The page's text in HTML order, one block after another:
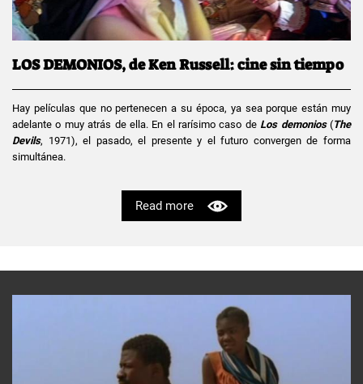
LOS DEMONIOS, de Ken Russell: cine sin tiempo
Hay películas que no pertenecen a su época, ya sea porque están muy
adelante o muy atrás de ella. En el rarísimo caso de Los demonios (The
Devils, 1971), el pasado, el presente y el futuro convergen de forma
simultánea.
Read more